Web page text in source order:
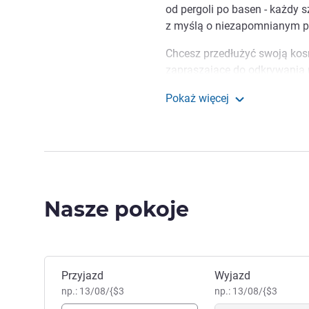
od pergoli po basen - każdy
z myślą o niezapomnianym
Chcesz przedłużyć swoją
zapraszające do odkrywania
miejsca na spotkanie? Nasz
Saint-Sernin i okazałe
LAURIE LAMANDE,
Pokaż więcej
Nasze pokoje
Zarezerwuj ten hotel
Przyjazd
np.: 13/08/{$3
Wyjazd
np.: 13/08/{$3